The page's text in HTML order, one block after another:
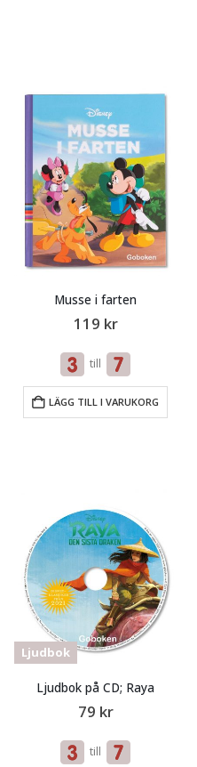
Musse i farten
119 kr
till
LÄGG TILL I VARUKORG
Ljudbok
Ljudbok på CD; Raya
79 kr
till